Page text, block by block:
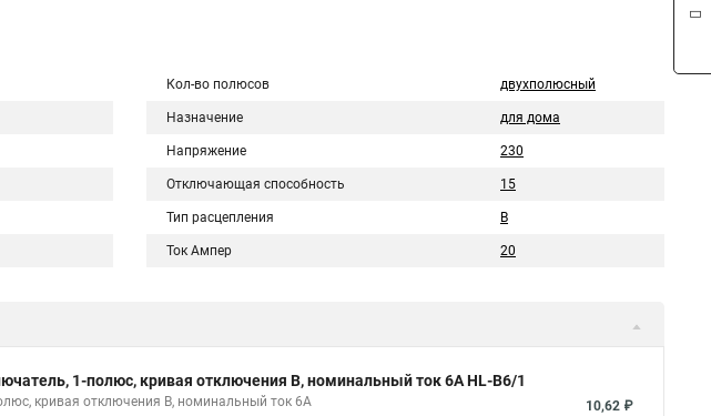
Кол-во полюсов двухполюсный
Назначение для дома
Напряжение 230
Отключающая способность 15
Тип расцепления B
Ток Ампер 20
1-полюс, кривая отключения B, номинальный ток 6А HL-B6/1
кривая отключения B, номинальный ток 6А 10,62 ₽